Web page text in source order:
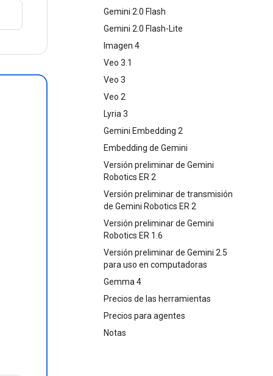
Gemini 2.0 Flash
Gemini 2.0 Flash-Lite
Imagen 4
Veo 3.1
Veo 3
Veo 2
Lyria 3
Gemini Embedding 2
Embedding de Gemini
Versión preliminar de Gemini
Robotics ER 2
Versión preliminar de transmisión
de Gemini Robotics ER 2
Versión preliminar de Gemini
Robotics ER 1.6
Versión preliminar de Gemini 2.5
para uso en computadoras
Gemma 4
Precios de las herramientas
Precios para agentes
Notas